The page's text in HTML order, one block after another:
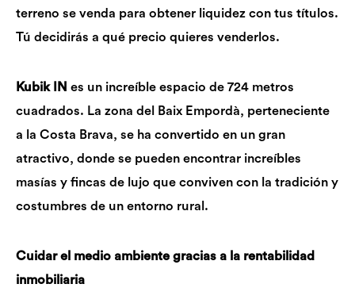
terreno se venda para obtener liquidez con tus títulos.
Tú decidirás a qué precio quieres venderlos.
Kubik IN es un increíble espacio de 724 metros
cuadrados. La zona del Baix Empordà, perteneciente
a la Costa Brava, se ha convertido en un gran
atractivo, donde se pueden encontrar increíbles
masías y fincas de lujo que conviven con la tradición y
costumbres de un entorno rural.
Cuidar el medio ambiente gracias a la rentabilidad
inmobiliaria